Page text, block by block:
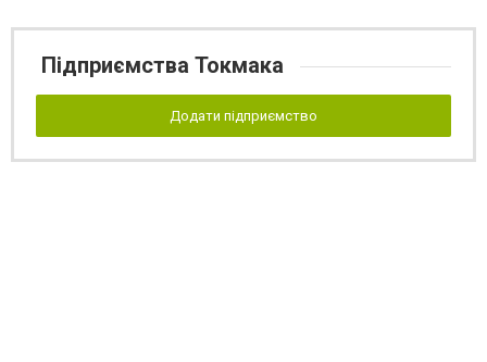
Підприємства Токмака
Додати підприємство